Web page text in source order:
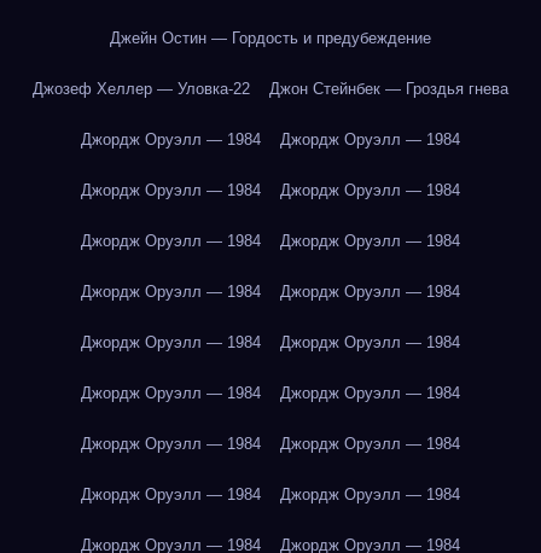
Джейн Остин — Гордость и предубеждение
Джозеф Хеллер — Уловка-22 Джон Стейнбек — Гроздья гнева
Джордж Оруэлл — 1984 Джордж Оруэлл — 1984
Джордж Оруэлл — 1984 Джордж Оруэлл — 1984
Джордж Оруэлл — 1984 Джордж Оруэлл — 1984
Джордж Оруэлл — 1984 Джордж Оруэлл — 1984
Джордж Оруэлл — 1984 Джордж Оруэлл — 1984
Джордж Оруэлл — 1984 Джордж Оруэлл — 1984
Джордж Оруэлл — 1984 Джордж Оруэлл — 1984
Джордж Оруэлл — 1984 Джордж Оруэлл — 1984
Джордж Оруэлл — 1984 Джордж Оруэлл — 1984